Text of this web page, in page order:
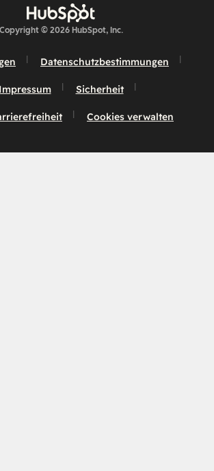
Copyright © 2026 HubSpot, Inc.
Datenschutzbestimmungen
Impressum Sicherheit
Cookies verwalten